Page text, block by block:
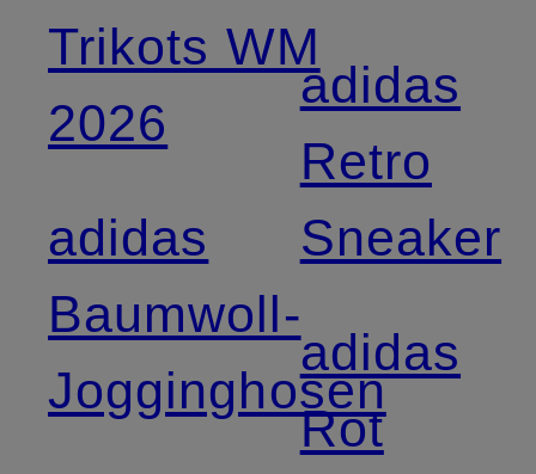
Trikots WM
2026
adidas
Baumwoll-
Jogginghosen
adidas
Retro
Sneaker
adidas
Rot